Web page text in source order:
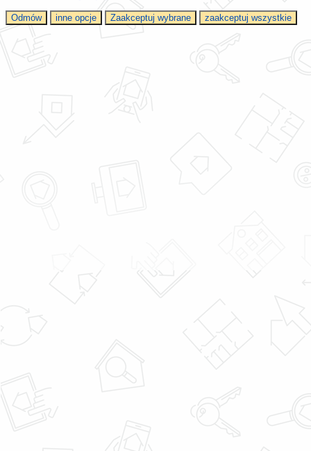
Odmów inne opcje Zaakceptuj wybrane zaakceptuj wszystkie